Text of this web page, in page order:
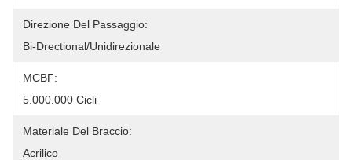
Direzione Del Passaggio:
Bi-Drectional/unidirezionale
MCBF:
5.000.000 Cicli
Materiale Del Braccio:
Acrilico